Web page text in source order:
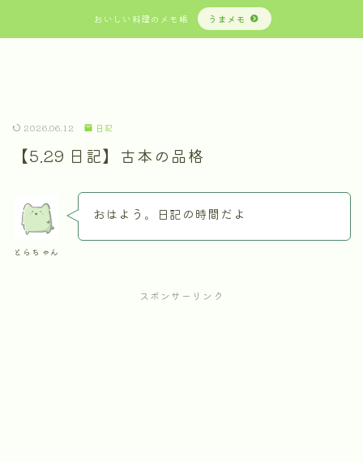
おいしい料理のメモ帳 うまメモ
2026.06.12 日記
【5.29 日記】古本の品格
とらちゃん
おはよう。日記の時間だよ
スポンサーリンク